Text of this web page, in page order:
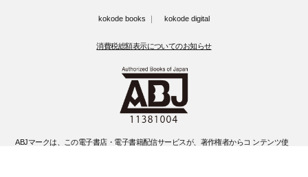
kokode books kokode digital
消費税総額表示についてのお知らせ
ABJマークは、この電子書店・電子書籍配信サービスが、著作権者からコ ンテンツ使